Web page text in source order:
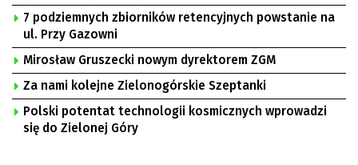
7 podziemnych zbiorników retencyjnych powstanie na
ul. Przy Gazowni
Mirosław Gruszecki nowym dyrektorem ZGM
Za nami kolejne Zielonogórskie Szeptanki
Polski potentat technologii kosmicznych wprowadzi
się do Zielonej Góry